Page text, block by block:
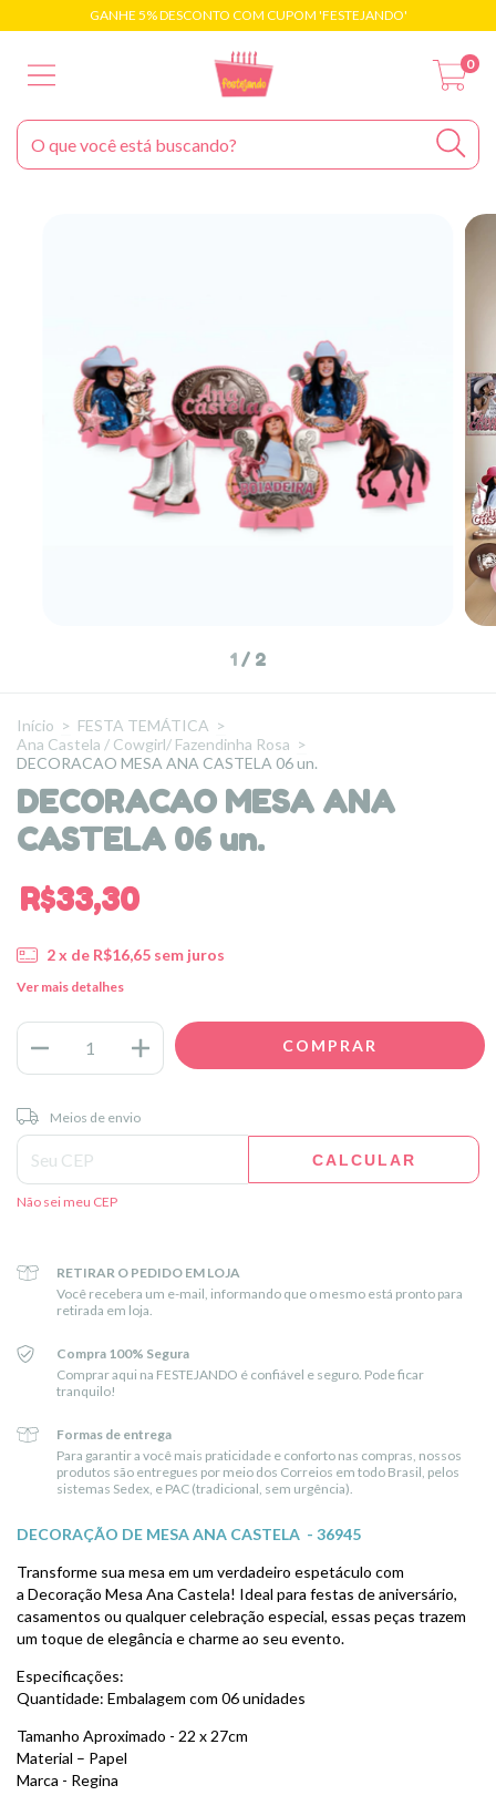
GANHE 5% DESCONTO COM CUPOM 'FESTEJANDO'
0
1 / 2
Início > FESTA TEMÁTICA >
Ana Castela / Cowgirl/ Fazendinha Rosa >
DECORACAO MESA ANA CASTELA 06 un.
DECORACAO MESA ANA
CASTELA 06 un.
R$33,30
2x de R$16,65 sem juros
Ver mais detalhes
Entregas para o CEP:
Meios de envio
CALCULAR
Não sei meu CEP
RETIRAR O PEDIDO EM LOJA
Você recebera um e-mail, informando que o mesmo está pronto para
retirada em loja.
Compra 100% Segura
Comprar aqui na FESTEJANDO é confiável e seguro. Pode ficar
tranquilo!
Formas de entrega
Para garantir a você mais praticidade e conforto nas compras, nossos
produtos são entregues por meio dos Correios em todo Brasil, pelos
sistemas Sedex, e PAC (tradicional, sem urgência).
DECORAÇÃO DE MESA ANA CASTELA - 36945
Transforme sua mesa em um verdadeiro espetáculo com
a Decoração Mesa Ana Castela! Ideal para festas de aniversário,
casamentos ou qualquer celebração especial, essas peças trazem
um toque de elegância e charme ao seu evento.
Especificações:
Quantidade: Embalagem com 06 unidades
Tamanho Aproximado - 22 x 27cm
Material – Papel
Marca - Regina